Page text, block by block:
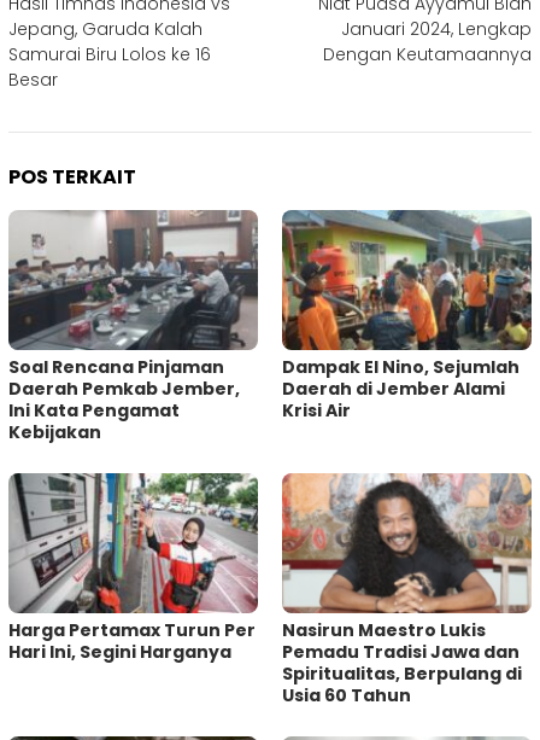
pos
Jepang, Garuda Kalah
Samurai Biru Lolos ke 16
Besar
Januari 2024, Lengkap
Dengan Keutamaannya
POS TERKAIT
‎Soal Rencana Pinjaman
Daerah Pemkab Jember,
Ini Kata Pengamat
Kebijakan ‎
Dampak El Nino, Sejumlah
Daerah di Jember Alami
Krisi Air
Harga Pertamax Turun Per
Hari Ini, Segini Harganya
‎Nasirun Maestro Lukis
Pemadu Tradisi Jawa dan
Spiritualitas, Berpulang di
Usia 60 Tahun